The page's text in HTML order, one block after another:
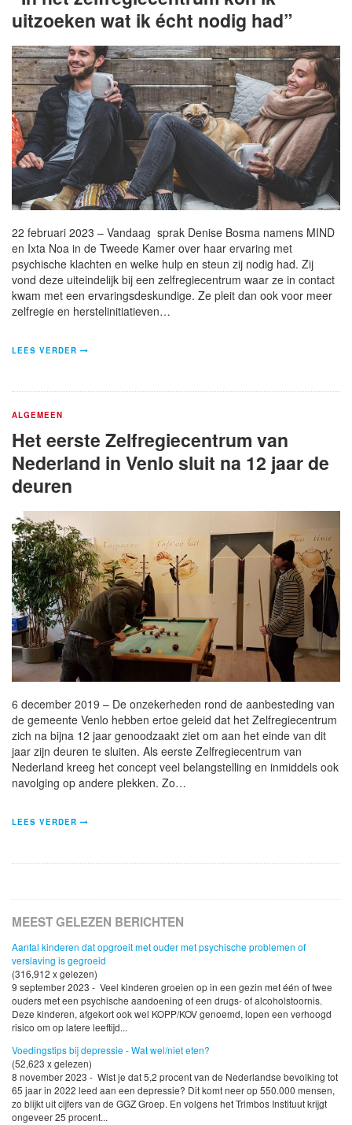
uitzoeken wat ik écht nodig had”
22 februari 2023 – Vandaag sprak Denise Bosma namens MIND
en Ixta Noa in de Tweede Kamer over haar ervaring met
psychische klachten en welke hulp en steun zij nodig had. Zij
vond deze uiteindelijk bij een zelfregiecentrum waar ze in contact
kwam met een ervaringsdeskundige. Ze pleit dan ook voor meer
zelfregie en herstelinitiatieven…
LEES VERDER
ALGEMEEN
Het eerste Zelfregiecentrum van
Nederland in Venlo sluit na 12 jaar de
deuren
6 december 2019 – De onzekerheden rond de aanbesteding van
de gemeente Venlo hebben ertoe geleid dat het Zelfregiecentrum
zich na bijna 12 jaar genoodzaakt ziet om aan het einde van dit
jaar zijn deuren te sluiten. Als eerste Zelfregiecentrum van
Nederland kreeg het concept veel belangstelling en inmiddels ook
navolging op andere plekken. Zo…
LEES VERDER
MEEST GELEZEN BERICHTEN
Aantal kinderen dat opgroeit met ouder met psychische problemen of
verslaving is gegroeid
(316,912 x gelezen)
9 september 2023 - Veel kinderen groeien op in een gezin met één of twee
ouders met een psychische aandoening of een drugs- of alcoholstoornis.
Deze kinderen, afgekort ook wel KOPP/KOV genoemd, lopen een verhoogd
risico om op latere leeftijd...
Voedingstips bij depressie - Wat wel/niet eten?
(52,623 x gelezen)
8 november 2023 - Wist je dat 5,2 procent van de Nederlandse bevolking tot
65 jaar in 2022 leed aan een depressie? Dit komt neer op 550.000 mensen,
zo blijkt uit cijfers van de GGZ Groep. En volgens het Trimbos Instituut krijgt
ongeveer 25 procent...